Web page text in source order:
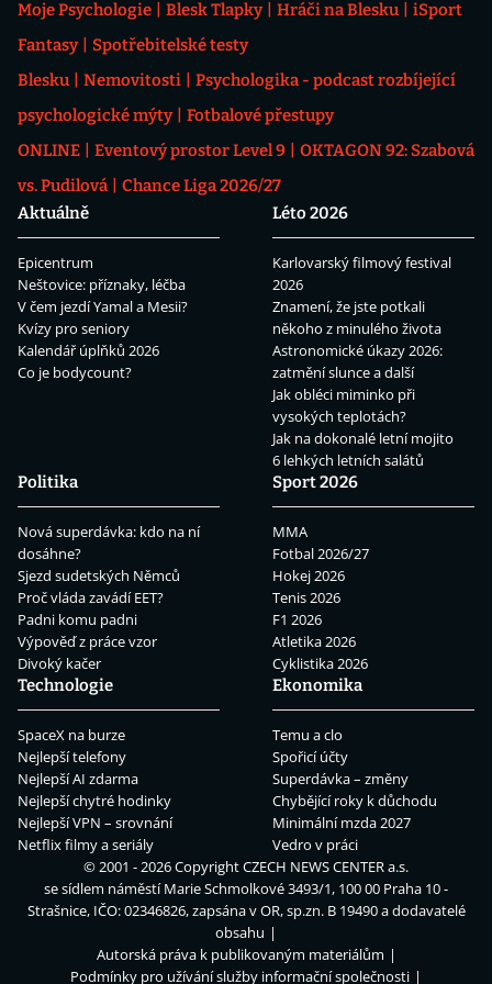
Moje Psychologie Blesk Tlapky Hráči na Blesku
iSport
Fantasy
Spotřebitelské testy
Blesku
Nemovitosti
Psychologika - podcast rozbíjející
psychologické mýty
Fotbalové přestupy
ONLINE
Eventový prostor Level 9
OKTAGON 92: Szabová
vs. Pudilová
Chance Liga 2026/27
Aktuálně
Epicentrum
Neštovice: příznaky, léčba
V čem jezdí Yamal a Mesii?
Kvízy pro seniory
Kalendář úplňků 2026
Co je bodycount?
Léto 2026
Karlovarský filmový festival
2026
Znamení, že jste potkali
někoho z minulého života
Astronomické úkazy 2026:
zatmění slunce a další
Jak obléci miminko při
vysokých teplotách?
Jak na dokonalé letní mojito
6 lehkých letních salátů
Politika
Nová superdávka: kdo na ní
dosáhne?
Sjezd sudetských Němců
Proč vláda zavádí EET?
Padni komu padni
Výpověď z práce vzor
Divoký kačer
Sport 2026
MMA
Fotbal 2026/27
Hokej 2026
Tenis 2026
F1 2026
Atletika 2026
Cyklistika 2026
Technologie
SpaceX na burze
Nejlepší telefony
Nejlepší AI zdarma
Nejlepší chytré hodinky
Nejlepší VPN – srovnání
Netflix filmy a seriály
Ekonomika
Temu a clo
Spořicí účty
Superdávka – změny
Chybějící roky k důchodu
Minimální mzda 2027
Vedro v práci
© 2001 - 2026 CopyrightCZECH NEWS CENTER a.s.
se sídlem náměstí Marie Schmolkové 3493/1, 100 00 Praha 10 -
Strašnice, IČO: 02346826, zapsána v OR, sp.zn. B 19490 a dodavatelé
obsahu
Autorská práva k publikovaným materiálům
Podmínky pro užívání služby informační společnosti